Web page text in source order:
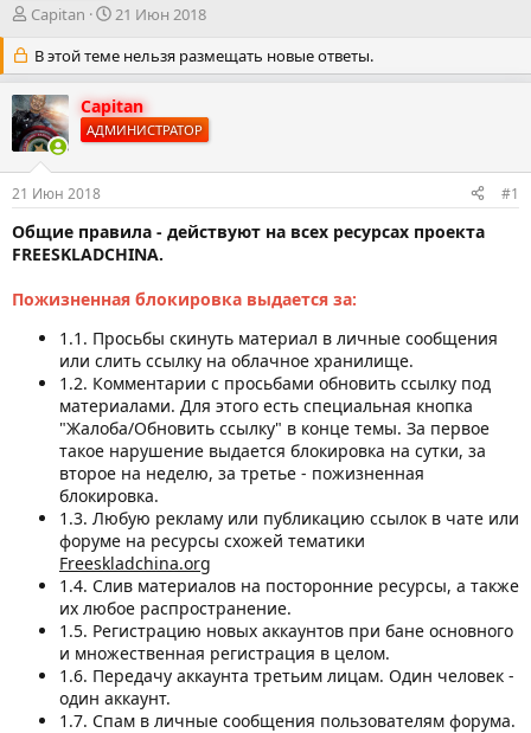
А
т
о
р
т
е
м
ы
Capitan
Д
т
а
н
а
ч
а
21 Июн 2018
В этой теме нельзя размещать новые ответы.
Capitan
АДМИНИСТРАТОР
21 Июн 2018 #1
Общие правила - действуют на всех ресурсах проекта
FREESKLADCHINA.
Пожизненная блокировка выдается за:
1.1. Просьбы скинуть материал в личные сообщения
или слить ссылку на облачное хранилище.
1.2. Комментарии с просьбами обновить ссылку под
материалами. Для этого есть специальная кнопка
"Жалоба/Обновить ссылку" в конце темы. За первое
такое нарушение выдается блокировка на сутки, за
второе на неделю, за третье - пожизненная
блокировка.
1.3. Любую рекламу или публикацию ссылок в чате или
форуме на ресурсы схожей тематики
Freeskladchina.org
1.4. Слив материалов на посторонние ресурсы, а также
их любое распространение.
1.5. Регистрацию новых аккаунтов при бане основного
и множественная регистрация в целом.
1.6. Передачу аккаунта третьим лицам. Один человек -
один аккаунт.
1.7. Спам в личные сообщения пользователям форума.